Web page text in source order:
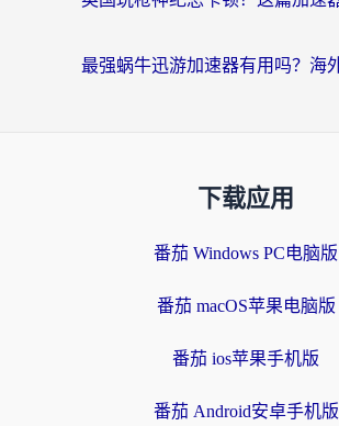
下载应用
番茄 Windows PC电脑版
番茄 macOS苹果电脑版
番茄 ios苹果手机版
番茄 Android安卓手机版